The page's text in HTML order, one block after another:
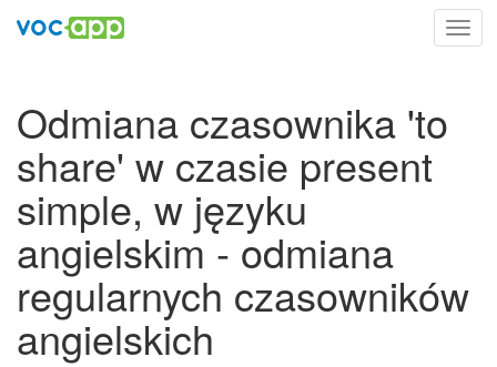
Odmiana czasownika 'to
share' w czasie present
simple, w języku
angielskim - odmiana
regularnych czasowników
angielskich